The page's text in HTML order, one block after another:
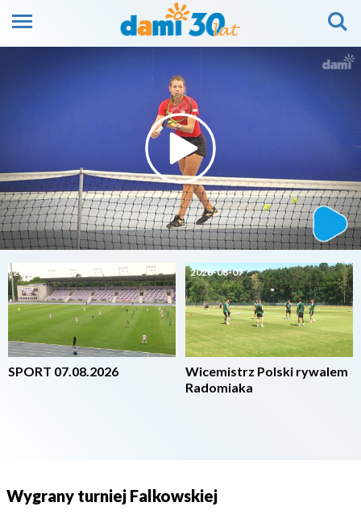
2026-08-07
SPORT 07.08.2026
2026-08-07
Wicemistrz Polski rywalem
Radomiaka
Wygrany turniej Falkowskiej